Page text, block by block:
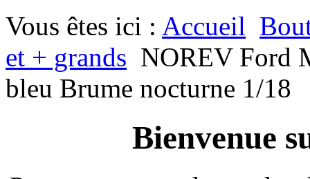
Vous êtes ici : Accueil
et + grands NOREV Ford
bleu Brume nocturne 1/18
Bienvenue